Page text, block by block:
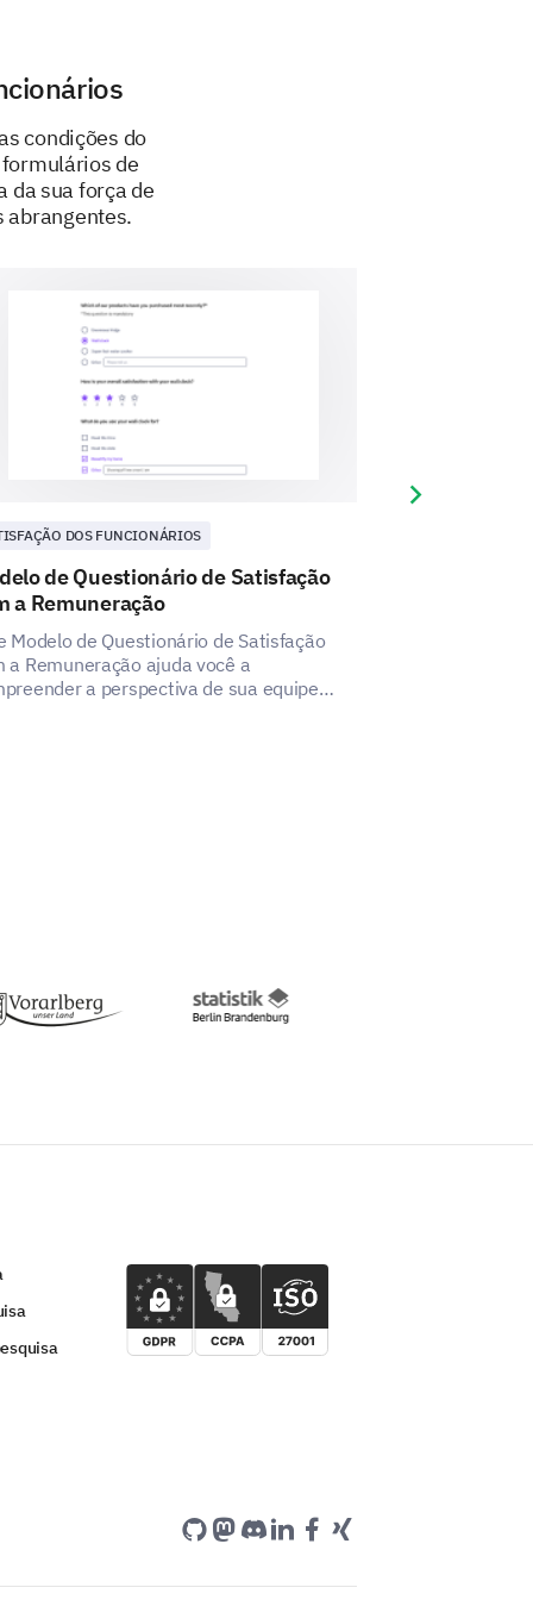
condições do
de
da sua força de
abrangentes.
DOS FUNCIONÁRIOS
de Questionário de Satisfação
a Remuneração
Modelo de Questionário de Satisfação
a Remuneração ajuda você a
a perspectiva de sua equipe
Next slide